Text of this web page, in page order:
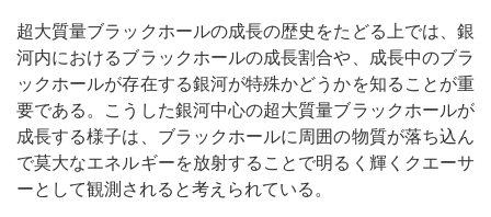
超大質量ブラックホールの成長の歴史をたどる上では、銀
河内におけるブラックホールの成長割合や、成長中のブラ
ックホールが存在する銀河が特殊かどうかを知ることが重
要である。こうした銀河中心の超大質量ブラックホールが
成長する様子は、ブラックホールに周囲の物質が落ち込ん
で莫大なエネルギーを放射することで明るく輝くクエーサ
ーとして観測されると考えられている。